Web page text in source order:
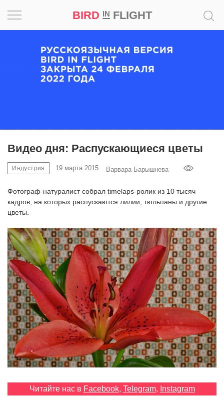
BIRD INFLIGHT
Видео дня: Распускающиеся цветы
Индустрия 19 марта 2015 Варвара Барышнева
Фотограф-натуралист собрал timelaps-ролик из 10 тысяч
кадров, на которых распускаются лилии, тюльпаны и другие
цветы.
Читайте нас в Facebook, Telegram, Instagram